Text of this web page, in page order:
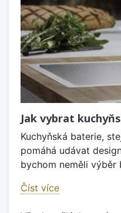
Jak vybrat
Kuchyňská baterie,
pomáhá udávat
bychom neměli výběr
Číst více